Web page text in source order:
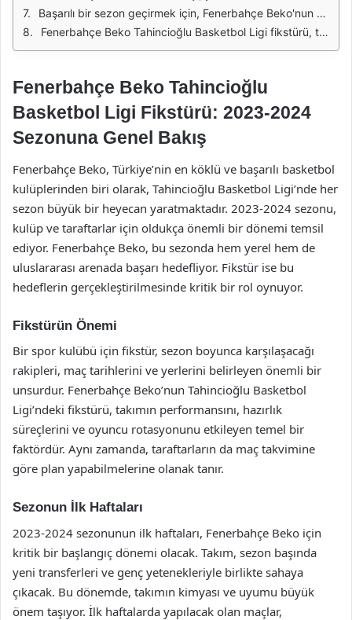
Başarılı bir sezon geçirmek için, Fenerbahçe Beko'nun fikstüründeki her maçı ciddiye alması gerekmektedir. Rakiplerin gücü, maçların zorluğunu artırırken, takımın konsantrasyonu ve disiplini de bu süreçte kritik öneme sahiptir. Antrenmanlar ve hazırlık maçları, sezon boyunca performansı artırmak için önemli bir rol oynamaktadır.
Fenerbahçe Beko Tahincioğlu Basketbol Ligi fikstürü, takımın başarısı için büyük bir öneme sahiptir. Her maç, oyuncuların ve teknik ekibin performansını değerlendirmek için bir fırsat sunarken, aynı zamanda taraftarların bağlılığını pekiştirmektedir. Bu nedenle, Fenerbahçe Beko'nun fikstürü, hem takım için hem de taraftarlar için heyecan verici bir unsurdur.
Fenerbahçe Beko Tahincioğlu
Basketbol Ligi Fikstürü: 2023-2024
Sezonuna Genel Bakış
Fenerbahçe Beko, Türkiye’nin en köklü ve başarılı basketbol
kulüplerinden biri olarak, Tahincioğlu Basketbol Ligi’nde her
sezon büyük bir heyecan yaratmaktadır. 2023-2024 sezonu,
kulüp ve taraftarlar için oldukça önemli bir dönemi temsil
ediyor. Fenerbahçe Beko, bu sezonda hem yerel hem de
uluslararası arenada başarı hedefliyor. Fikstür ise bu
hedeflerin gerçekleştirilmesinde kritik bir rol oynuyor.
Fikstürün Önemi
Bir spor kulübü için fikstür, sezon boyunca karşılaşacağı
rakipleri, maç tarihlerini ve yerlerini belirleyen önemli bir
unsurdur. Fenerbahçe Beko’nun Tahincioğlu Basketbol
Ligi’ndeki fikstürü, takımın performansını, hazırlık
süreçlerini ve oyuncu rotasyonunu etkileyen temel bir
faktördür. Aynı zamanda, taraftarların da maç takvimine
göre plan yapabilmelerine olanak tanır.
Sezonun İlk Haftaları
2023-2024 sezonunun ilk haftaları, Fenerbahçe Beko için
kritik bir başlangıç dönemi olacak. Takım, sezon başında
yeni transferleri ve genç yetenekleriyle birlikte sahaya
çıkacak. Bu dönemde, takımın kimyası ve uyumu büyük
önem taşıyor. İlk haftalarda yapılacak olan maçlar,